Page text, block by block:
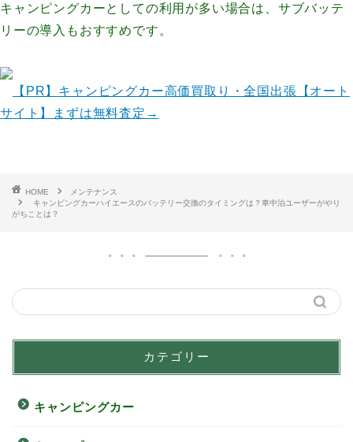
キャンピングカーとしての利用が多い場合は、サブバッテ
リーの導入もおすすめです。
【PR】 キャンピングカー高価買取り・全国出張【オート
サイト】まずは無料査定→
HOME
メンテナンス
キャンピングカーハイエースのバッテリー交換のタイミングは？車中泊ユーザーがやり
がちことは？
カテゴリー
キャンピングカー